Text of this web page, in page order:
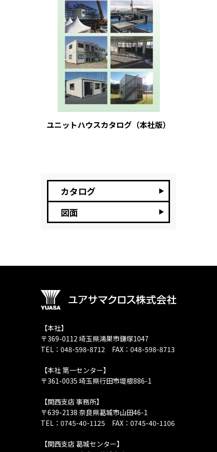
ユニットハウスカタログ（本社版）
カタログ
図面
【本社】
〒369-0112 埼玉県鴻巣市鎌塚1047
TEL：048-598-8712 FAX：048-598-8713
【本社 第一センター】
〒361-0035 埼玉県行田市堤根886-1
【関西支店 事務所】
〒639-2138 奈良県葛城市山田46-1
TEL：0745-40-1125 FAX：0745-40-1106
【関西支店 葛城センター】